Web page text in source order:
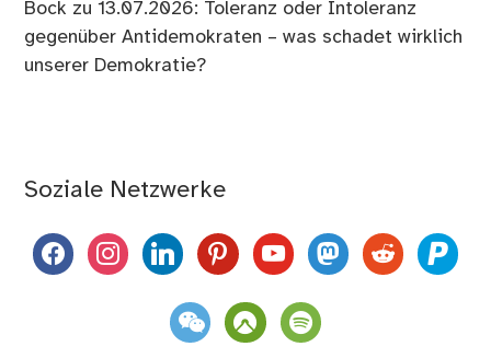
Bock zu13.07.2026: Toleranz oder Intoleranz
gegenüber Antidemokraten – was schadet wirklich
unserer Demokratie?
Soziale Netzwerke
facebookinstagramlinkedinpinterestyoutubemastodon
reddit paypal
weixin komootspotify